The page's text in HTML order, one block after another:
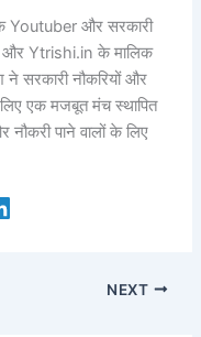
और सरकारी
और Ytrishi.in के मालिक
सरकारी नौकरियों और
एक मजबूत मंच स्थापित
पाने वालों के लिए
NEXT